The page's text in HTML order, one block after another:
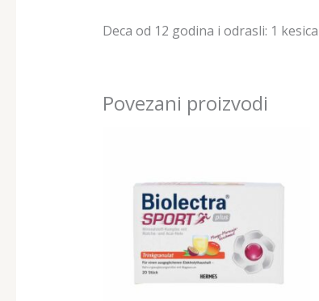
Deca od 12 godina i odrasli: 1
Povezani proizvodi